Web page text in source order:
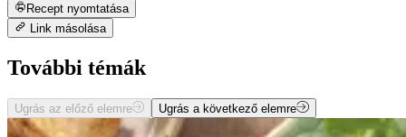
Recept nyomtatása
Link másolása
További témák
Ugrás az előző elemre Ugrás a következő elemre